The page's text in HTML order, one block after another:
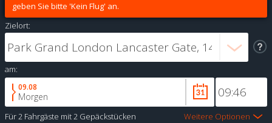
geben Sie bitte 'Kein Flug' an.
Zielort:
am:
09.08
Morgen
Für2 Fahrgäste mit2 Gepäckstücken Weitere Optionen